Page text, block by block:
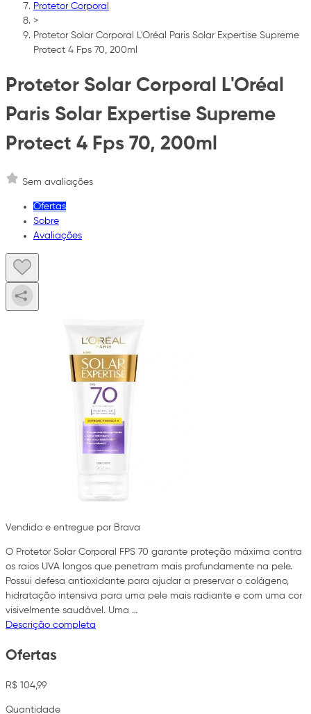
Protetor Corporal
>
Protetor Solar Corporal L'Oréal Paris Solar Expertise Supreme
Protect 4 Fps 70, 200ml
Protetor Solar Corporal L'Oréal
Paris Solar Expertise Supreme
Protect 4 Fps 70, 200ml
Sem avaliações
Ofertas
Sobre
Avaliações
Vendido e entregue por Brava
O Protetor Solar Corporal FPS 70 garante proteção máxima contra
os raios UVA longos que penetram mais profundamente na pele.
Possui defesa antioxidante para ajudar a preservar o colágeno,
hidratação intensiva para uma pele mais radiante e com uma cor
visivelmente saudável. Uma …
Descrição completa
Ofertas
R$ 104,99
Quantidade